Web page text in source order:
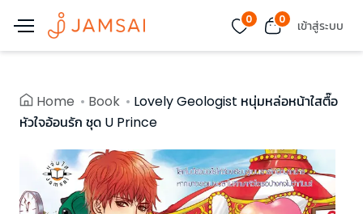
0 0 เข้าสู่ระบบ
Home Book
Lovely Geologist หนุ่มหล่อหน้าใสตื๊อ
หัวใจอ้อนรัก ชุด U Prince